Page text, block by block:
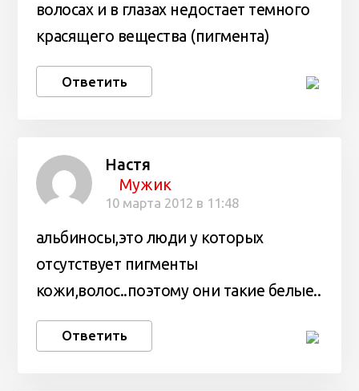
волосах и в глазах недостает темного
красящего вещества (пигмента)
Ответить
Настя
Мужик
10 марта 2012 в 11:48
альбиносы,это люди у которых
отсутствует пигменты
кожи,волос..поэтому они такие белые..
Ответить